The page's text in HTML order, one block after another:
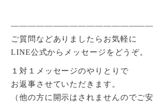
ご質問などありましたらお気軽に
LINE公式からメッセージをどうぞ。
１対１メッセージのやりとりで
お返事させていただきます。
（他の方に開示はされませんのでご